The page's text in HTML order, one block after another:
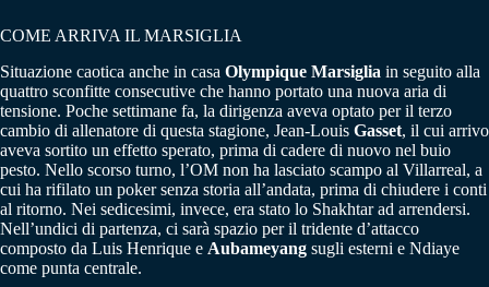
COME ARRIVA IL MARSIGLIA
Situazione caotica anche in casa Olympique Marsiglia in seguito alla
quattro sconfitte consecutive che hanno portato una nuova aria di
tensione. Poche settimane fa, la dirigenza aveva optato per il terzo
cambio di allenatore di questa stagione, Jean-Louis Gasset, il cui arrivo
aveva sortito un effetto sperato, prima di cadere di nuovo nel buio
pesto. Nello scorso turno, l’OM non ha lasciato scampo al Villarreal, a
cui ha rifilato un poker senza storia all’andata, prima di chiudere i conti
al ritorno. Nei sedicesimi, invece, era stato lo Shakhtar ad arrendersi.
Nell’undici di partenza, ci sarà spazio per il tridente d’attacco
composto da Luis Henrique e Aubameyang sugli esterni e Ndiaye
come punta centrale.